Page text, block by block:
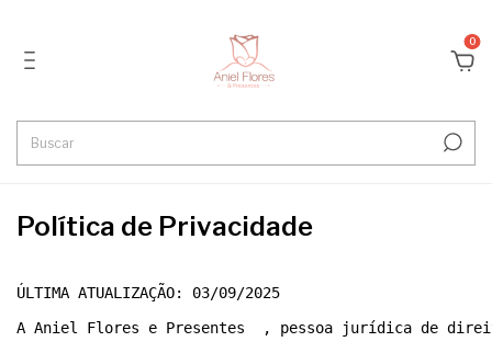
0
Política de Privacidade
ÚLTIMA ATUALIZAÇÃO: 03/09/2025
A Aniel Flores e Presentes  , pessoa jurídica de direito